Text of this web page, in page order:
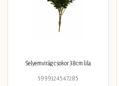
Selyemvirág csokor 38cm lila
5999124547285